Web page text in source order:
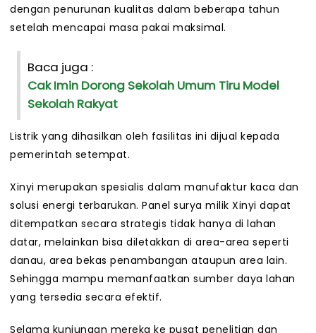
dengan penurunan kualitas dalam beberapa tahun
setelah mencapai masa pakai maksimal.
Baca juga :
Cak Imin Dorong Sekolah Umum Tiru Model
Sekolah Rakyat
Listrik yang dihasilkan oleh fasilitas ini dijual kepada
pemerintah setempat.
Xinyi merupakan spesialis dalam manufaktur kaca dan
solusi energi terbarukan. Panel surya milik Xinyi dapat
ditempatkan secara strategis tidak hanya di lahan
datar, melainkan bisa diletakkan di area-area seperti
danau, area bekas penambangan ataupun area lain.
Sehingga mampu memanfaatkan sumber daya lahan
yang tersedia secara efektif.
Selama kunjungan mereka ke pusat penelitian dan